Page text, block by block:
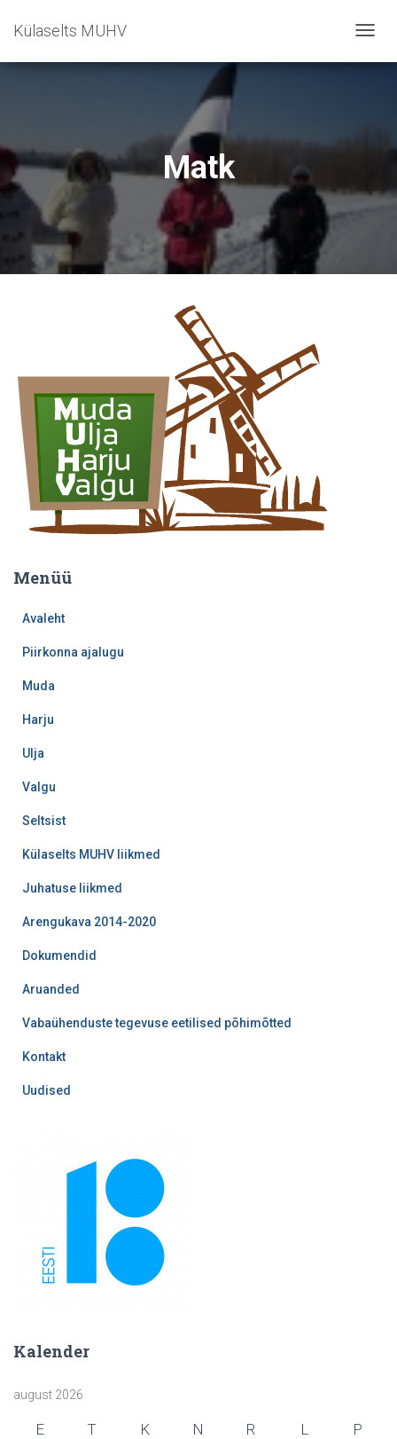
Külaselts MUHV
O
I
Matk
Menüü
Avaleht
Piirkonna ajalugu
Muda
Harju
Ulja
Valgu
Seltsist
Külaselts MUHV liikmed
Juhatuse liikmed
Arengukava 2014-2020
Dokumendid
Aruanded
Vabaühenduste tegevuse eetilised põhimõtted
Kontakt
Uudised
Kalender
august 2026
E T K N R L P